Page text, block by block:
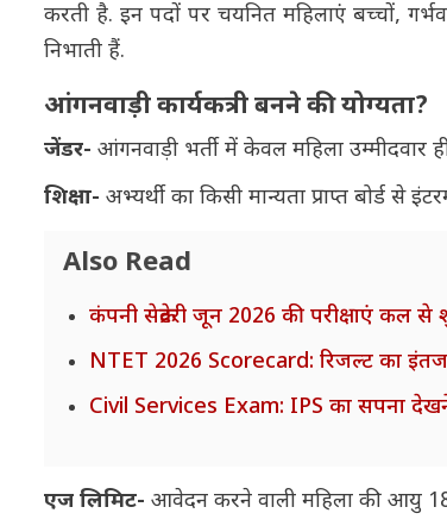
करती है. इन पदों पर चयनित महिलाएं बच्चों,
निभाती हैं.
आंगनवाड़ी कार्यकत्री बनने की योग्यता?
जेंडर- आंगनवाड़ी भर्ती में केवल महिला
शिक्षा- अभ्यर्थी का किसी मान्यता प्राप्त बोर्ड से
Also Read
कंपनी सेक्रेटरी जून 2026 की परीक्षाएं
NTET 2026 Scorecard: रिजल्ट का
Civil Services Exam: IPS का सपना
एज लिमिट- आवेदन करने वाली महिला की आयु 18